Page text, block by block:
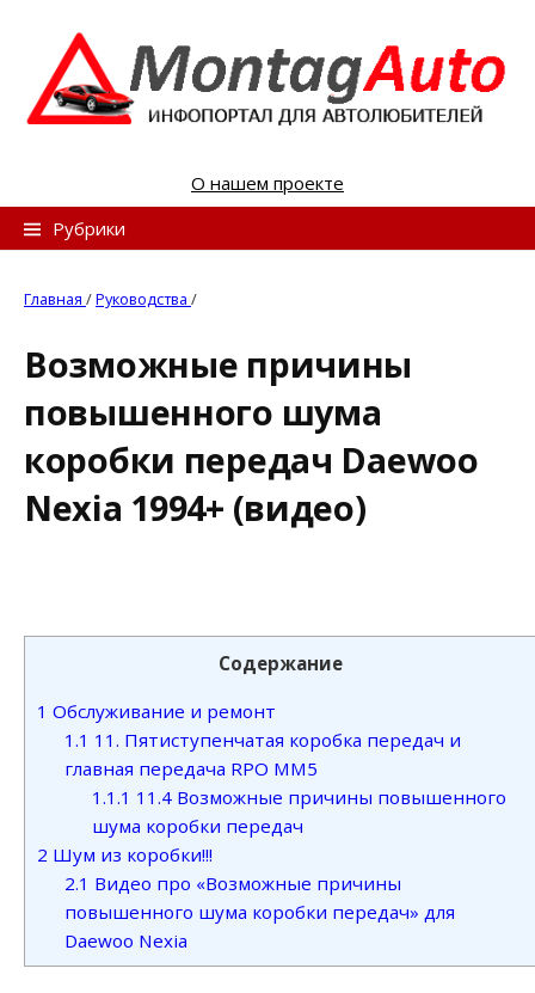
n
О нашем проекте
Рубрики
Главная /Руководства /
Возможные причины
повышенного шума
коробки передач Daewoo
Nexia 1994+ (видео)
Содержание
1 Обслуживание и ремонт
1.1 11. Пятиступенчатая коробка передач и
главная передача RPO MM5
1.1.1 11.4 Возможные причины повышенного
шума коробки передач
2 Шум из коробки!!!
2.1 Видео про «Возможные причины
повышенного шума коробки передач» для
Daewoo Nexia